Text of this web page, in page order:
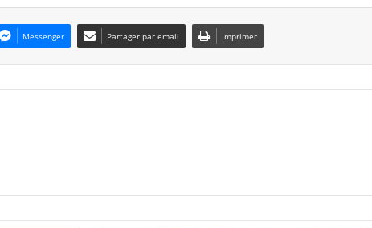
Messenger Partager par email Imprimer